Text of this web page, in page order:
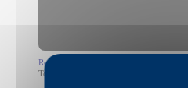
Rochelle Fack
Today Rochelle Fack avril 2015